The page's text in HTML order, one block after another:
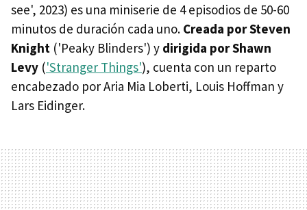
see', 2023) es una miniserie de 4 episodios de 50-60
minutos de duración cada uno. Creada por Steven
Knight ('Peaky Blinders') y dirigida por Shawn
Levy ('Stranger Things'), cuenta con un reparto
encabezado por Aria Mia Loberti, Louis Hoffman y
Lars Eidinger.